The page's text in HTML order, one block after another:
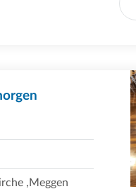
,Meggen